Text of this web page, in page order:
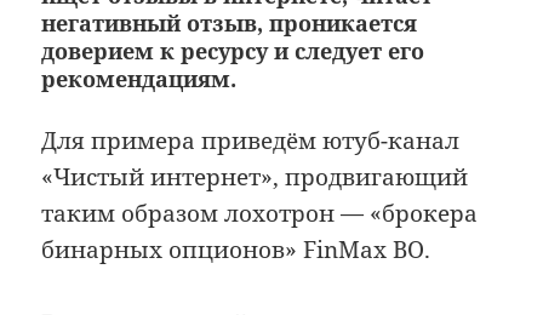
негативный отзыв, проникается
доверием к ресурсу и следует его
рекомендациям.
Для примера приведём ютуб-канал
«Чистый интернет», продвигающий
таким образом лохотрон — «брокера
бинарных опционов» FinMax BO.